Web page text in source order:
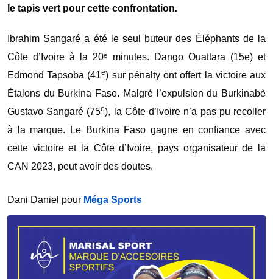
le tapis vert pour cette confrontation.
Ibrahim Sangaré a été le seul buteur des Éléphants de la
Côte d’Ivoire à la 20ᵉ minutes. Dango Ouattara (15e) et
Edmond Tapsoba (41e) sur pénalty ont offert la victoire aux
Étalons du Burkina Faso. Malgré l’expulsion du Burkinabè
Gustavo Sangaré (75e), la Côte d’Ivoire n’a pas pu recoller
à la marque. Le Burkina Faso gagne en confiance avec
cette victoire et la Côte d’Ivoire, pays organisateur de la
CAN 2023, peut avoir des doutes.
Dani Daniel pour Méga Sports